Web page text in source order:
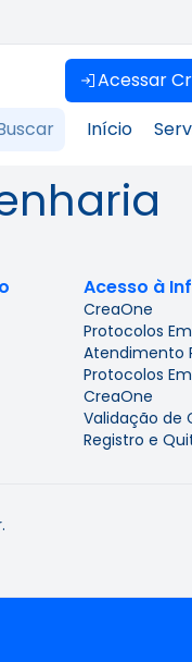
Acessar
Início
Acesso à
CreaOne
Protocolos
Atendimento
Protocolos
CreaOne
Validação de
Registro e